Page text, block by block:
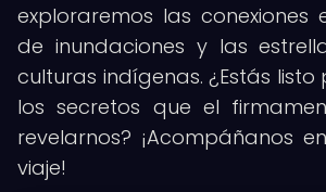
exploraremos las conexiones
de inundaciones y las
culturas indígenas. ¿Estás
los secretos que el
revelarnos? ¡Acompáñanos
viaje!